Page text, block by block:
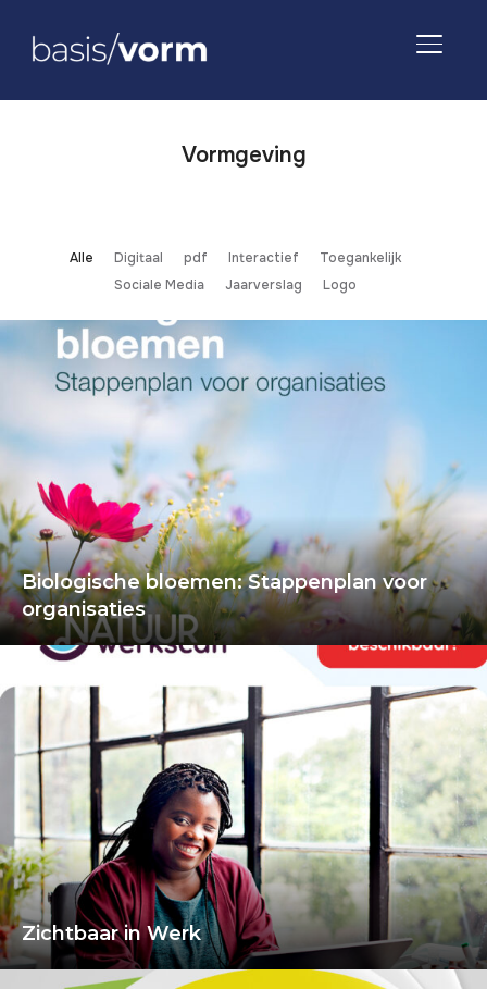
Vormgeving
Alle Digitaal pdf Interactief
Toegankelijk
Sociale Media
Jaarverslag Logo
Biologische bloemen: Stappenplan voor
organisaties
Zichtbaar in Werk